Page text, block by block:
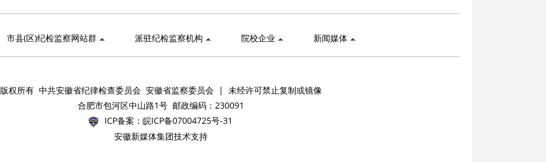
市县(区)纪检监察网站群 派驻纪检监察机构 院校企业 新闻媒体
版权所有 中共安徽省纪律检查委员会 安徽省监察委员会 | 未经许可禁止复制或镜像
合肥市包河区中山路1号 邮政编码：230091
ICP备案： 皖ICP备07004725号-31
安徽新媒体集团技术支持